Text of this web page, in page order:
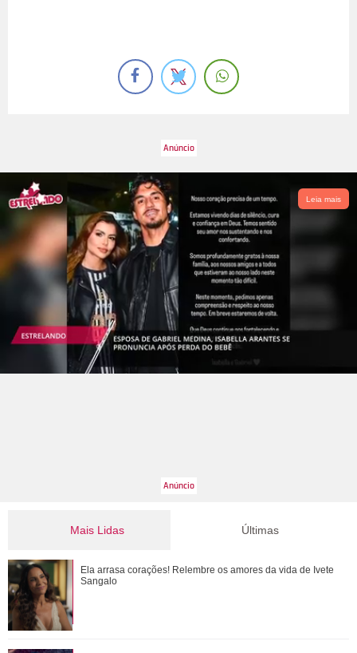
Leia mais
Mais Lidas
Emma Heming revela que estava noiva quando conheceu
Bruce Willis: Adorava estar perto dele
Últimas
Ela arrasa corações! Relembre os amores da vida de Ivete
Sangalo